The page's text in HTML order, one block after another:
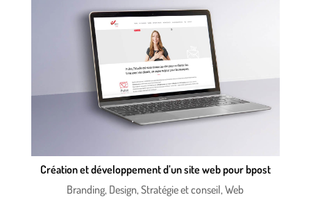
Création et développement d’un site web pour bpost
Branding, Design,Stratégie et conseil,Web